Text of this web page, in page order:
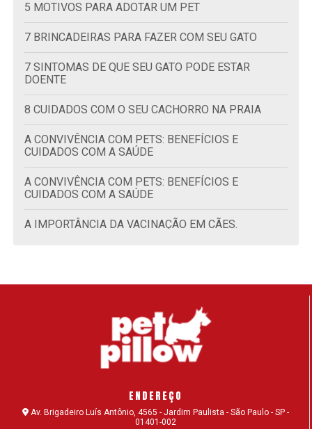
5 MOTIVOS PARA ADOTAR UM PET
7 BRINCADEIRAS PARA FAZER COM SEU GATO
7 SINTOMAS DE QUE SEU GATO PODE ESTAR
DOENTE
8 CUIDADOS COM O SEU CACHORRO NA PRAIA
A CONVIVÊNCIA COM PETS: BENEFÍCIOS E
CUIDADOS COM A SAÚDE
A CONVIVÊNCIA COM PETS: BENEFÍCIOS E
CUIDADOS COM A SAÚDE
A IMPORTÂNCIA DA VACINAÇÃO EM CÃES.
ACUPUNTURA PARA CÃES: CONHEÇA O
RECEBER O NOVO MORADOR
ADESTRAMENTO DE CÃES: COMANDOS SIMPLES
PARA O SEU CACHORRO
ENDEREÇO
Av. Brigadeiro Luís Antônio, 4565 - Jardim Paulista - São Paulo - SP -
01401-002